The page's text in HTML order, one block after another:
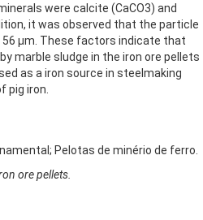
were calcite (CaCO3) and
it was observed that the particle
56 μm. These factors indicate that
marble sludge in the iron ore pellets
as a iron source in steelmaking
pig iron.
Pelotas de minério de ferro.
ore pellets.